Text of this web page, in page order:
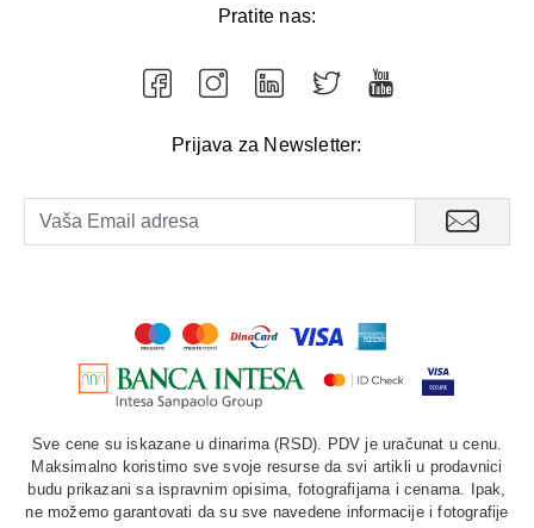
Pratite nas:
Prijava za Newsletter:
Sve cene su iskazane u dinarima (RSD). PDV je uračunat u cenu.
Maksimalno koristimo sve svoje resurse da svi artikli u prodavnici
budu prikazani sa ispravnim opisima, fotografijama i cenama. Ipak,
ne možemo garantovati da su sve navedene informacije i fotografije